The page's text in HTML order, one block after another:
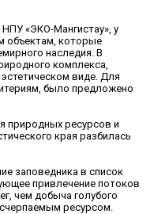
«ЭКО-Мангистау», у
объектам, которые
наследия. В
комплекса,
виде. Для
было предложено
природных ресурсов и
края разбилась
заповедника в список
привлечение потоков
чем добыча голубого
ресурсом.